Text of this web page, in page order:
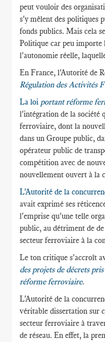
peut vouloir des
s'y mêlent des politiques
fonds publics. Mais cela
Politique car peu
l'autonomie réelle,
En France, l'Autorité de
Régulation des Activités
La loi portant réforme
l'intégration de la société
ferroviaire, dont la
dans un Groupe public,
opérateur public de
compétition avec de
nouvellement ouvert à la
L'Autorité de la
avait exprimé ses
l'emprise qu'une telle
public, au détriment de
secteur ferroviaire à la
Le ton critique s'accroît
des projets de décrets
réforme ferroviaire.
L'Autorité de la
véritable dissertation sur
secteur ferroviaire à
de réseau. En effet, la